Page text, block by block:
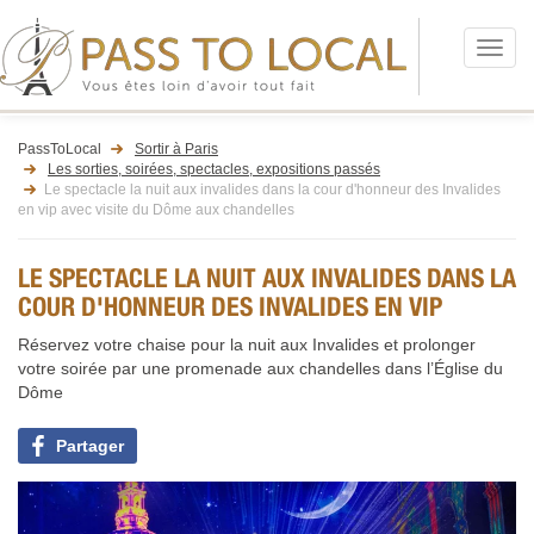
Menu
PassToLocal
Sortir à Paris
Les sorties, soirées, spectacles, expositions passés
Le spectacle la nuit aux invalides dans la cour d'honneur des Invalides
en vip avec visite du Dôme aux chandelles
LE SPECTACLE LA NUIT AUX INVALIDES DANS LA
COUR D'HONNEUR DES INVALIDES EN VIP
Réservez votre chaise pour la nuit aux Invalides et prolonger
votre soirée par une promenade aux chandelles dans l’Église du
Dôme
Partager